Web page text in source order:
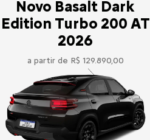
Novo Basalt Dark
Edition Turbo 200 AT
2026
a partir de R$ 129.890,00